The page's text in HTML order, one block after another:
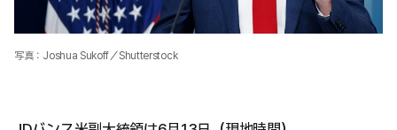
写真：Joshua Sukoff／Shutterstock